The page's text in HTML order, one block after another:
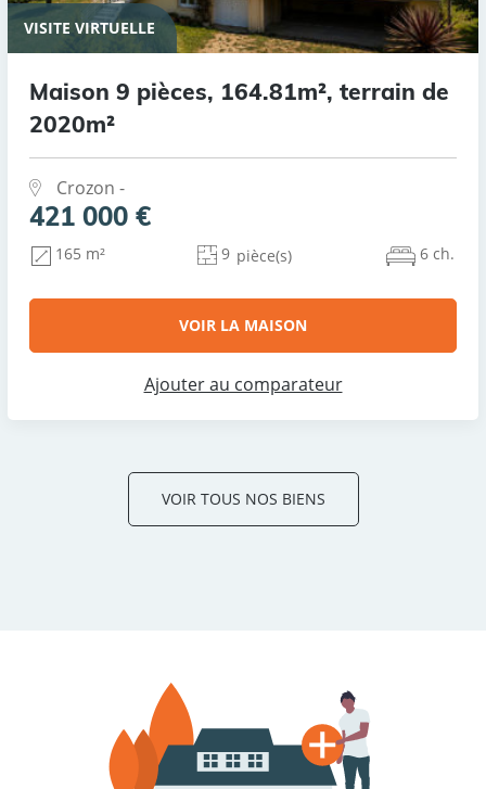
VISITE VIRTUELLE
Maison 9 pièces, 164.81m², terrain de
2020m²
Crozon -
421 000 €
165 m² 9 pièce(s) 6 ch.
VOIR LA MAISON
Ajouter au comparateur
VOIR TOUS NOS BIENS